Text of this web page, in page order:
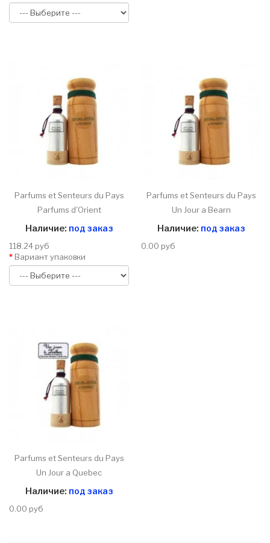
Parfums et Senteurs du Pays
Parfums d'Orient
Наличие: под заказ
118.24 руб
Вариант упаковки
Parfums et Senteurs du Pays
Un Jour a Bearn
Наличие: под заказ
0.00 руб
Parfums et Senteurs du Pays
Un Jour a Quebec
Наличие: под заказ
0.00 руб